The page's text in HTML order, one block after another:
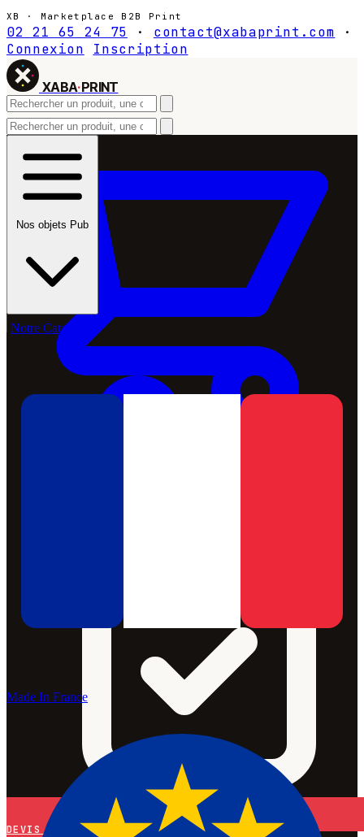
XB · Marketplace B2B Print
02 21 65 24 75 · contact@xabaprint.com
·
Connexion
Inscription
XABA·PRINT
DEVIS
Nos objets Pub
Notre Catalogue
Made In France